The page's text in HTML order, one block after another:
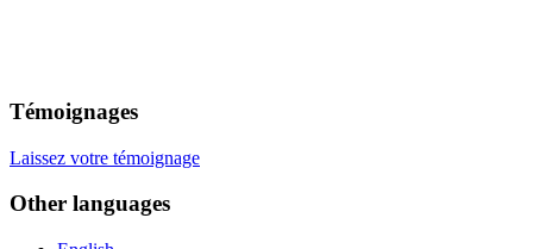
Témoignages
Laissez votre témoignage
Other languages